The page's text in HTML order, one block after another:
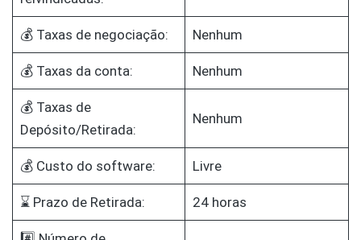
💰 Taxas de negociação: Nenhum
💰 Taxas da conta: Nenhum
💰 Taxas de
Depósito/Retirada:
Nenhum
💰 Custo do software: Livre
⌛ Prazo de Retirada: 24 horas